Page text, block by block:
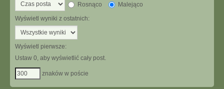
Rosnąco
Malejąco
Wyświetl wyniki z ostatnich:
Wyświetl pierwsze:
Ustaw 0, aby wyświetlić cały post.
znaków w poście